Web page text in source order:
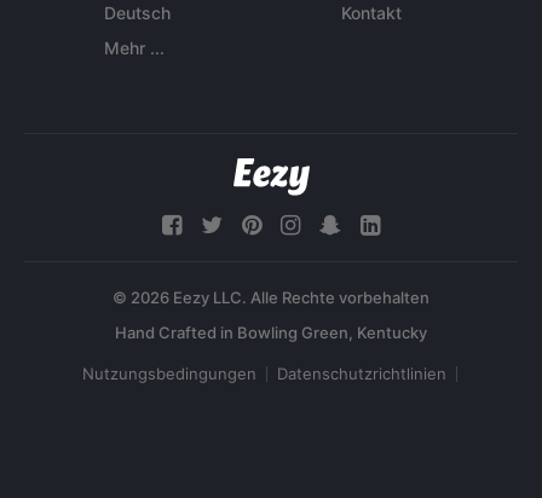
Deutsch
Mehr ...
Kontakt
© 2026 Eezy LLC. Alle Rechte vorbehalten
Nutzungsbedingungen Datenschutzrichtlinien